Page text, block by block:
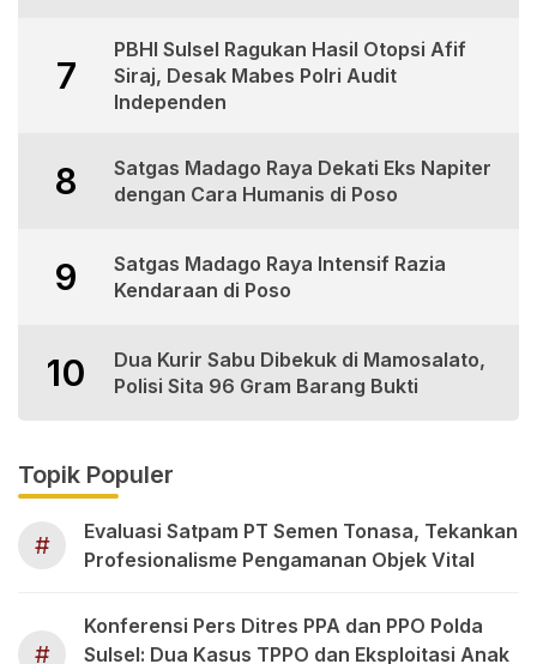
7
PBHI Sulsel Ragukan Hasil Otopsi Afif
Siraj, Desak Mabes Polri Audit
Independen
8
Satgas Madago Raya Dekati Eks Napiter
dengan Cara Humanis di Poso
9
Satgas Madago Raya Intensif Razia
Kendaraan di Poso
10
Dua Kurir Sabu Dibekuk di Mamosalato,
Polisi Sita 96 Gram Barang Bukti
Topik Populer
#
Evaluasi Satpam PT Semen Tonasa, Tekankan
Profesionalisme Pengamanan Objek Vital
#
Konferensi Pers Ditres PPA dan PPO Polda
Sulsel: Dua Kasus TPPO dan Eksploitasi Anak